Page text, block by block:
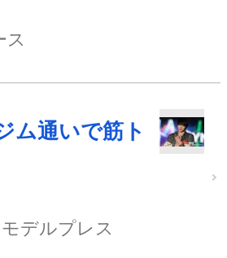
ス
ム通いで筋ト
モデルプレス